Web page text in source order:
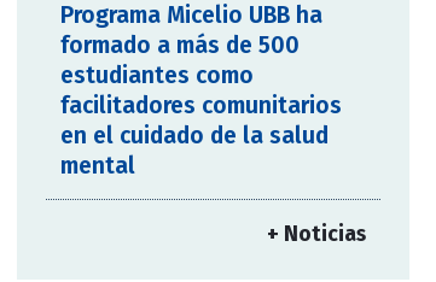
Programa Micelio UBB ha
formado a más de 500
estudiantes como
facilitadores comunitarios
en el cuidado de la salud
mental
+ Noticias